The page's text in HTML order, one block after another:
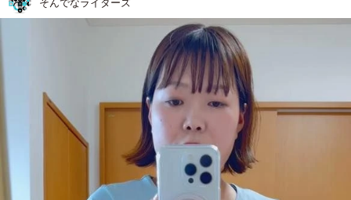
そんでなライターズ